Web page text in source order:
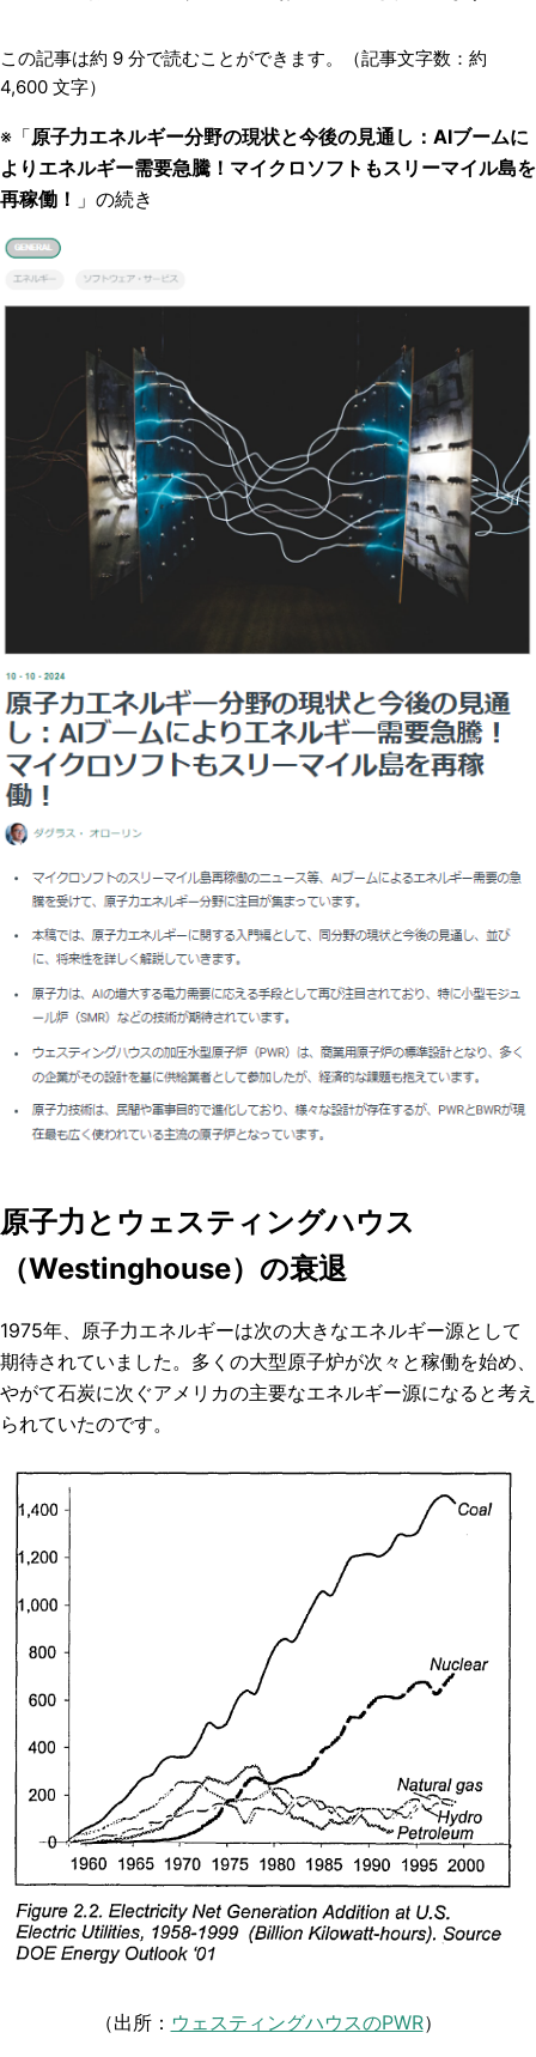
この記事は約 9 分で読むことができます。（記事文字数：約
4,600 文字）
※「原子力エネルギー分野の現状と今後の見通し：AIブームに
よりエネルギー需要急騰！マイクロソフトもスリーマイル島を
再稼働！ 」の続き
原子力とウェスティングハウス
（Westinghouse）の衰退
1975年、原子力エネルギーは次の大きなエネルギー源として
期待されていました。多くの大型原子炉が次々と稼働を始め、
やがて石炭に次ぐアメリカの主要なエネルギー源になると考え
られていたのです。
（出所： ウェスティングハウスのPWR）